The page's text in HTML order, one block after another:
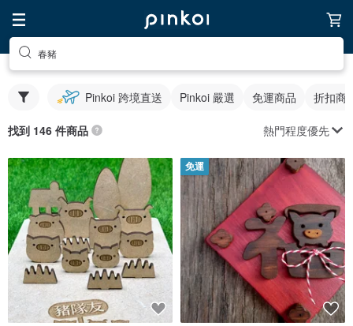
春豬
Pinkoi 跨境直送 Pinkoi 嚴選 免運商品 折扣商
找到 146 件商品 熱門程度優先
免運